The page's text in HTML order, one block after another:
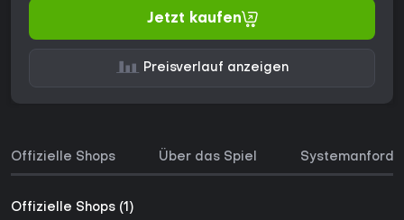
Jetzt kaufen
Preisverlauf anzeigen
Offizielle Shops Über das Spiel
Offizielle Shops (1)